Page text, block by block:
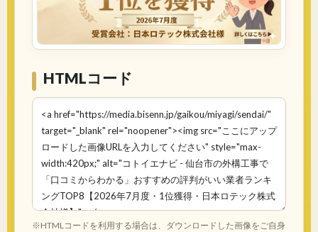
HTMLコード
※HTMLコードを利用する場合は、ダウンロードした画像をご自身